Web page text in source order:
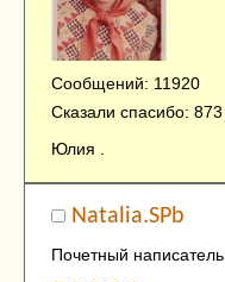
Сообщений: 11920
Сказали спасибо: 873
Юлия .
Natalia.SPb
Почетный написатель